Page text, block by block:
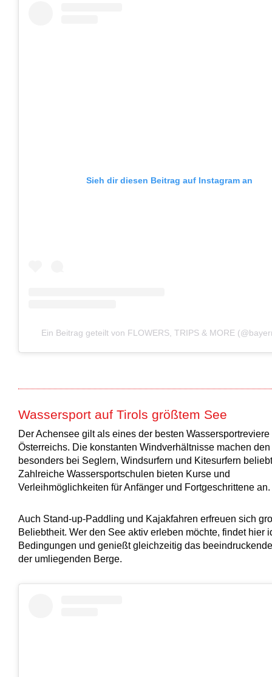
Sieh dir diesen Beitrag auf Instagram an
Ein Beitrag geteilt von FLOWERS, TRIPS & MORE
Wassersport auf Tirols größtem See
Der Achensee gilt als eines der besten Wassersportreviere
Österreichs. Die konstanten Windverhältnisse machen
besonders bei Seglern, Windsurfern und Kitesurfern
Zahlreiche Wassersportschulen bieten Kurse und
Verleihmöglichkeiten für Anfänger und Fortgeschrittene an.
Auch Stand-up-Paddling und Kajakfahren erfreuen sich
Beliebtheit. Wer den See aktiv erleben möchte, findet hier
Bedingungen und genießt gleichzeitig das
der umliegenden Berge.